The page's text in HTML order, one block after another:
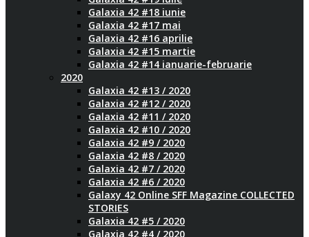
Galaxia 42 #18 iunie
Galaxia 42 #17 mai
Galaxia 42 #16 aprilie
Galaxia 42 #15 martie
Galaxia 42 #14 ianuarie-februarie
2020
Galaxia 42 #13 / 2020
Galaxia 42 #12 / 2020
Galaxia 42 #11 / 2020
Galaxia 42 #10 / 2020
Galaxia 42 #9 / 2020
Galaxia 42 #8 / 2020
Galaxia 42 #7 / 2020
Galaxia 42 #6 / 2020
Galaxy 42 Online SFF Magazine COLLECTED
STORIES
Galaxia 42 #5 / 2020
Galaxia 42 #4 / 2020